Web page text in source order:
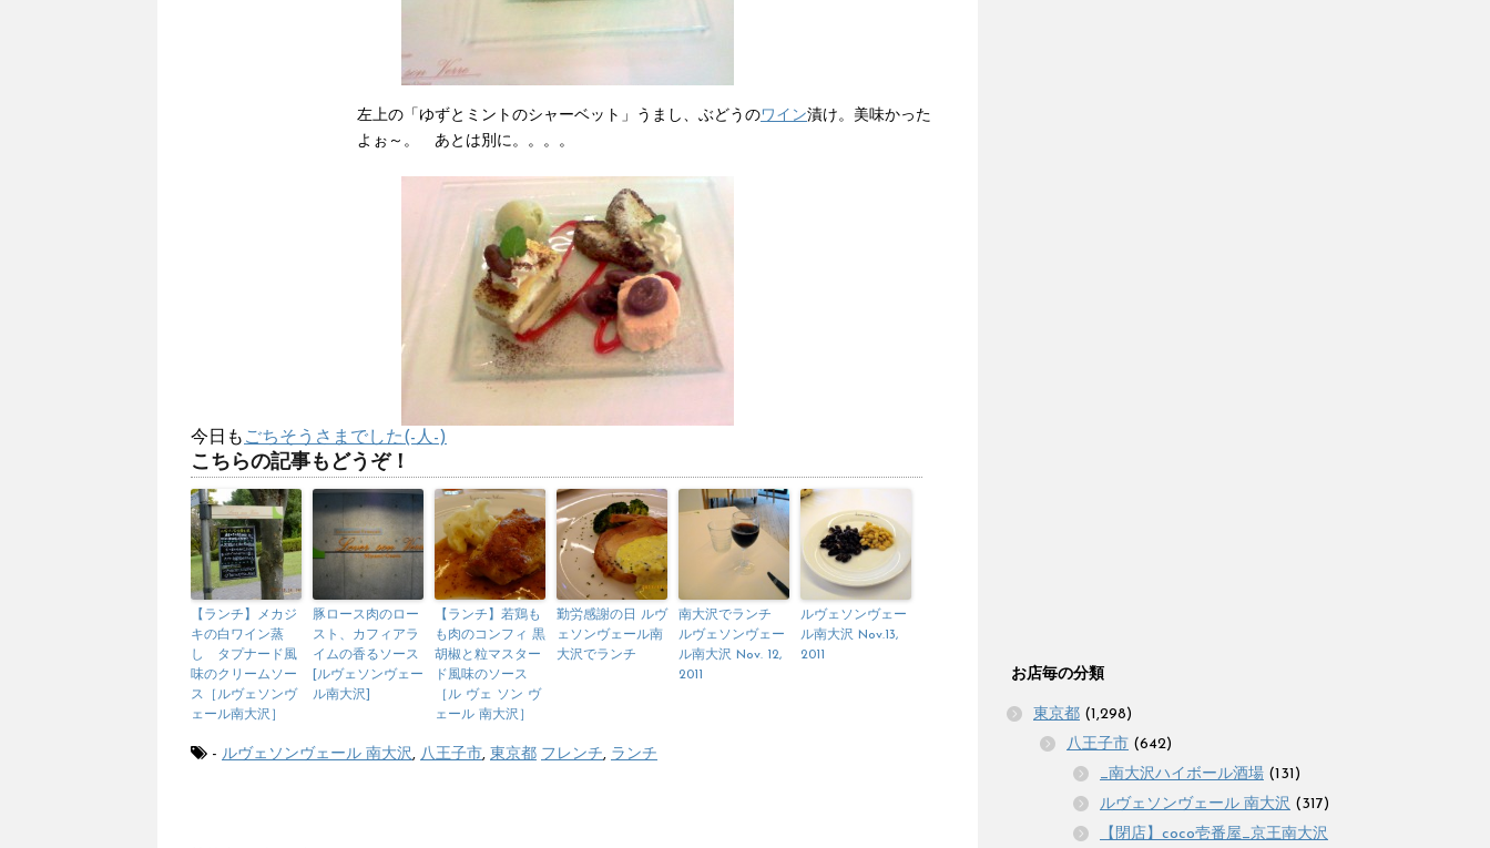
左上の「ゆずとミントのシャーベット」うまし、ぶどうのワイン漬け。美味かった
よぉ～。 あとは別に。。。。
今日も ごちそうさまでした(-人-)
こちらの記事もどうぞ！
【ランチ】メカジ
キの白ワイン蒸
し タプナード風
味のクリームソー
ス［ルヴェソンヴ
ェール南大沢］
豚ロース肉のロー
スト、カフィアラ
イムの香るソース
[ルヴェソンヴェー
ル南大沢]
【ランチ】若鶏も
も肉のコンフィ 黒
胡椒と粒マスター
ド風味のソース
［ル ヴェ ソン ヴ
ェール 南大沢］
勤労感謝の日 ルヴ
ェソンヴェール南
大沢でランチ
南大沢でランチ
ルヴェソンヴェー
ル南大沢 Nov. 12,
2011
ルヴェソンヴェー
ル南大沢 Nov.13,
2011
- ルヴェソンヴェール 南大沢, 八王子市, 東京都 フレンチ, ランチ
お店毎の分類
東京都 (1,298)
八王子市 (642)
_南大沢ハイボール酒場 (131)
ルヴェソンヴェール 南大沢 (317)
【閉店】coco壱番屋_京王南大沢